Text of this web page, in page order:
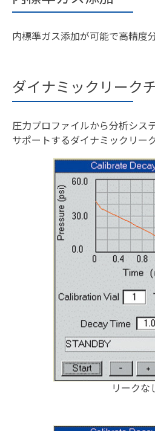
内標準ガス添加が可能で高精度
ダイナミックリーク
圧力プロファイルから分析シス
サポートするダイナミックリー
リークな